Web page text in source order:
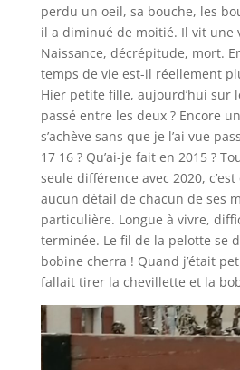
perdu un oeil, sa bouche, les
il a diminué de moitié. Il vit une
Naissance, décrépitude, mort.
temps de vie est-il réellement
Hier petite fille, aujourd’hui sur
passé entre les deux ? Encore
s’achève sans que je l’ai vue
17 16 ? Qu’ai-je fait en 2015 ?
seule différence avec 2020, c’est
aucun détail de chacun de ses
particulière. Longue à vivre,
terminée. Le fil de la pelotte se
bobine cherra ! Quand j’était
fallait tirer la chevillette et la